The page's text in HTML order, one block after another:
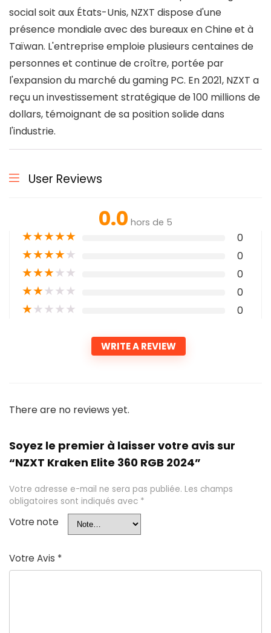
social soit aux États-Unis, NZXT dispose d'une
présence mondiale avec des bureaux en Chine et à
Taïwan. L'entreprise emploie plusieurs centaines de
personnes et continue de croître, portée par
l'expansion du marché du gaming PC. En 2021, NZXT a
reçu un investissement stratégique de 100 millions de
dollars, témoignant de sa position solide dans
l'industrie.
User Reviews
0.0 hors de 5
★★★★★ 0
★★★★★ 0
★★★★★ 0
★★★★★ 0
★★★★★ 0
WRITE A REVIEW
There are no reviews yet.
Soyez le premier à laisser votre avis sur
“NZXT Kraken Elite 360 RGB 2024”
Votre adresse e-mail ne sera pas publiée. Les champs
obligatoires sont indiqués avec *
Votre note
Votre Avis *